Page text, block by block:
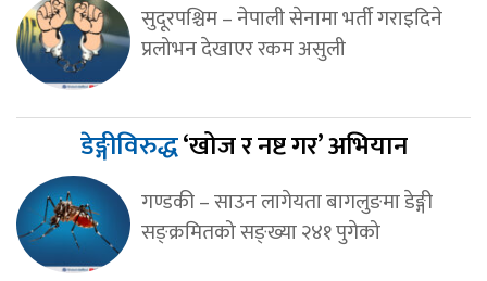
सुदूरपश्चिम – नेपाली सेनामा भर्ती गराइदिने
प्रलोभन देखाएर रकम असुली
डेङ्गीविरुद्ध‘खोज र नष्ट गर’ अभियान
गण्डकी – साउन लागेयता बागलुङमा डेङ्गी
सङ्क्रमितको सङ्ख्या २४१ पुगेको